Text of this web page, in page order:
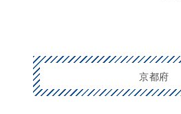
京都府